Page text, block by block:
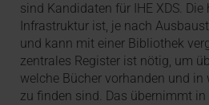
sind Kandidaten für IHE XDS.
Infrastruktur ist, je nach
und kann mit einer Bibliothek
zentrales Register ist nötig, um
welche Bücher vorhanden und in
zu finden sind. Das übernimmt in